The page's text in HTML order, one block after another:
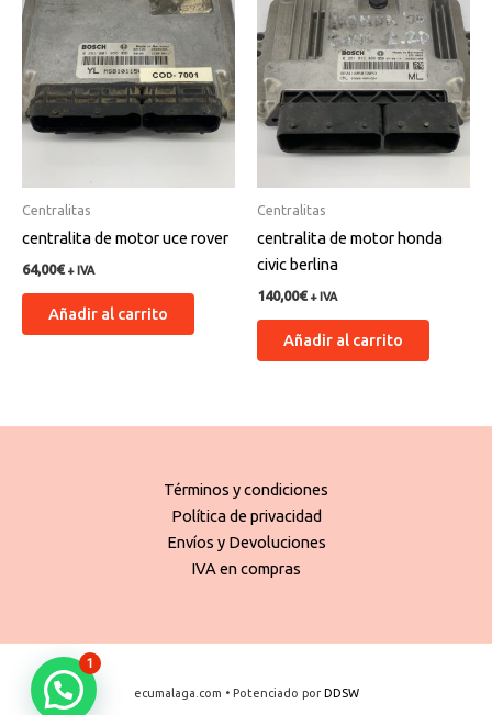
Centralitas
centralita de motor uce rover
64,00€ + IVA
Añadir al carrito
Centralitas
centralita de motor honda
civic berlina
140,00€ + IVA
Añadir al carrito
Términos y condiciones
Política de privacidad
Envíos y Devoluciones
IVA en compras
ecumalaga.com • Potenciado por DDSW
1